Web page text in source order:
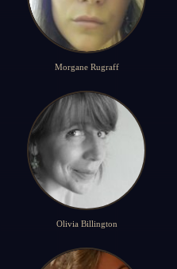
Morgane Rugraff
Olivia Billington